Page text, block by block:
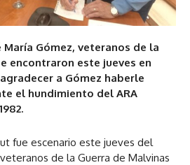
María Gómez, veteranos de la
encontraron este jueves en
a Gómez haberle
el hundimiento del ARA
fue escenario este jueves del
de la Guerra de Malvinas